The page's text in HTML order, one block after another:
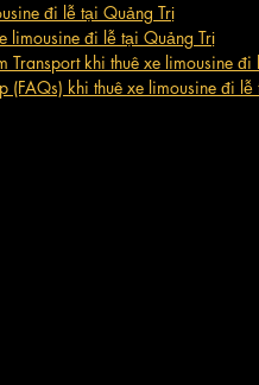
đi lễ tại Quảng Trị
limousine đi lễ tại Quảng Trị
Transport khi thuê xe limousine đi
(FAQs) khi thuê xe limousine đi lễ